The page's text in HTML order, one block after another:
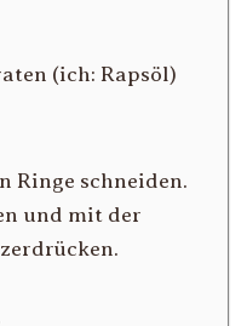
(ich: Rapsöl)
Ringe schneiden.
und mit der